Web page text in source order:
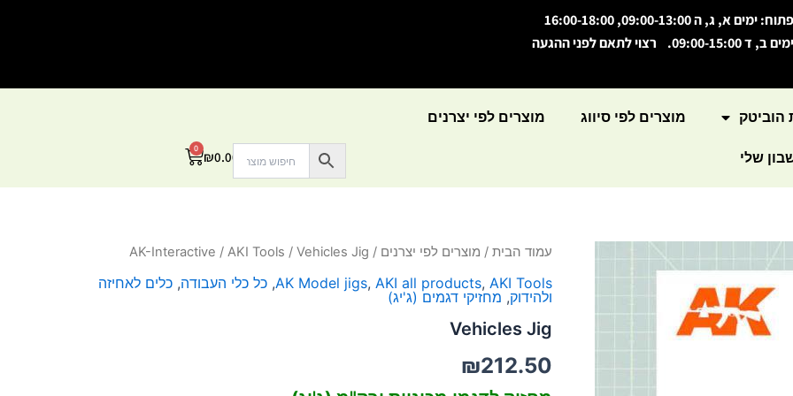
פתוח: ימים א, ג, ה 09:00-13:00, 16:00-18:00
ימים ב, ד 09:00-15:00. רצוי לתאם לפני ההגעה
הוביטק מוצרים לפי סיווג מוצרים לפי יצרנים
שלי ₪0.00
0
עגלת
עמוד הבית / מוצרים לפי יצרנים /
AK-Interactive / AKI Tools / Vehicles Jig
AK Model jigs, AKI all products, AKI Tools
, כל כלי העבודה, כלים לאחיזה
ולהידוק, מחזיקי דגמים (ג'יג)
Vehicles Jig
₪212.50
כמות
Vehicles
Jig